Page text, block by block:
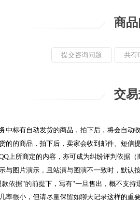
商
提交咨询问题 共有
交易
中标有自动发货的商品，拍下后，将会自动
的的商品，拍下后，卖家会收到邮件、短信
上所商定的内容，亦可成为纠纷评判依据（
与图片演示，且站演与图演不一致时，默认
依据"的前提下，写有"一旦售出，概不支持
率很小，但请尽量保留如聊天记录这样的重